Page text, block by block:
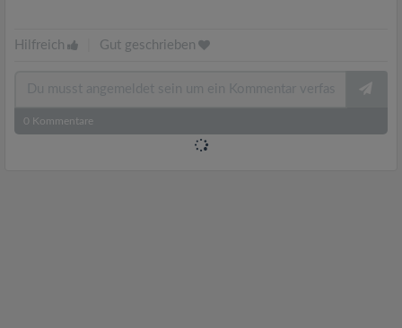
Hilfreich Gut geschrieben
0 Kommentare